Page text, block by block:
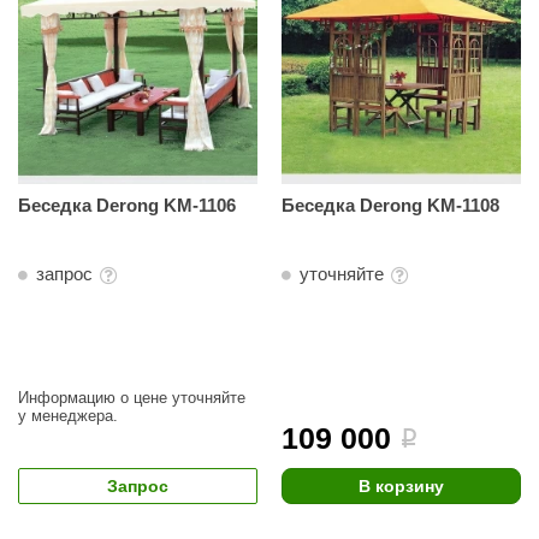
камень
камень
ecology
Беседка Derong KM-1106
запрос
Информацию о цене уточняйте
у менеджера.
Запрос
Беседка Derong KM-1108
уточняйте
109 000 i
В корзину